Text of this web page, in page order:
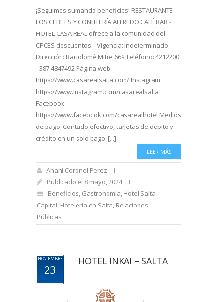
¡Seguimos sumando beneficios! RESTAURANTE
LOS CEBILES Y CONFITERÍA ALFREDO CAFÉ BAR -
HOTEL CASA REAL ofrece a la comunidad del
CPCES descuentos. Vigencia: Indeterminado
Dirección: Bartolomé Mitre 669 Teléfono: 4212200
- 387 4847492 Página web:
https://www.casarealsalta.com/ Instagram:
https://www.instagram.com/casarealsalta
Facebook:
https://www.facebook.com/casarealhotel Medios
de pago: Contado efectivo, tarjetas de debito y
crédito en un solo pago. [...]
LEER MÁS
Anahí Coronel Perez
Publicado el 8 mayo, 2024
Beneficios, Gastronomía, Hotel Salta
Capital, Hotelería en Salta, Relaciones
Públicas
NOVIEMBRE
23
HOTEL INKAI – SALTA